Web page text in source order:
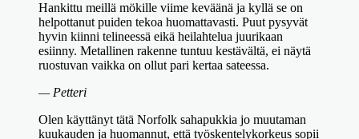
Hankittu meillä mökille viime keväänä ja kyllä se on
helpottanut puiden tekoa huomattavasti. Puut pysyvät
hyvin kiinni telineessä eikä heilahtelua juurikaan
esiinny. Metallinen rakenne tuntuu kestävältä, ei näytä
ruostuvan vaikka on ollut pari kertaa sateessa.
— Petteri
Olen käyttänyt tätä Norfolk sahapukkia jo muutaman
kuukauden ja huomannut, että työskentelykorkeus sopii